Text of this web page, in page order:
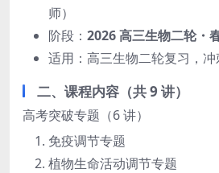
师）
阶段： 2026 高三生物二轮・
适用：高三生物二轮复习，
二、课程内容（共 9 讲）
高考突破专题（6 讲）
免疫调节专题
植物生命活动调节专题